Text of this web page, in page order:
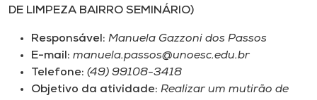
DE LIMPEZA BAIRRO SEMINÁRIO)
Responsável: Manuela Gazzoni dos Passos
E-mail: manuela.passos@unoesc.edu.br
Telefone: (49) 99108-3418
Objetivo da atividade: Realizar um mutirão de